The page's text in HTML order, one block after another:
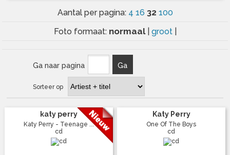
Aantal per pagina: 4 16 32 100
Foto formaat: normaal groot
Ga naar pagina Ga
Sorteer op
katy perry
Katy Perry - Teenage ...
cd
Katy Perry
One Of The Boys
cd